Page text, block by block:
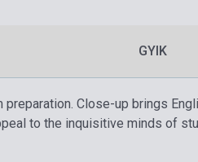
GYIK
Close-up brings
to the inquisitive minds of